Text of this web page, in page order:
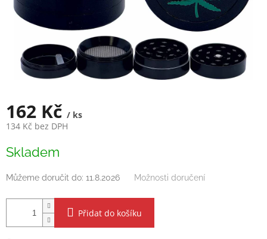
162 Kč / ks
134 Kč bez DPH
cena:
Skladem
Můžeme doručit do: 11.8.2026 Možnosti doručení
Přidat do košíku